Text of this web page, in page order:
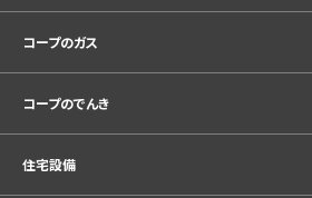
コープのガス
コープのでんき
住宅設備